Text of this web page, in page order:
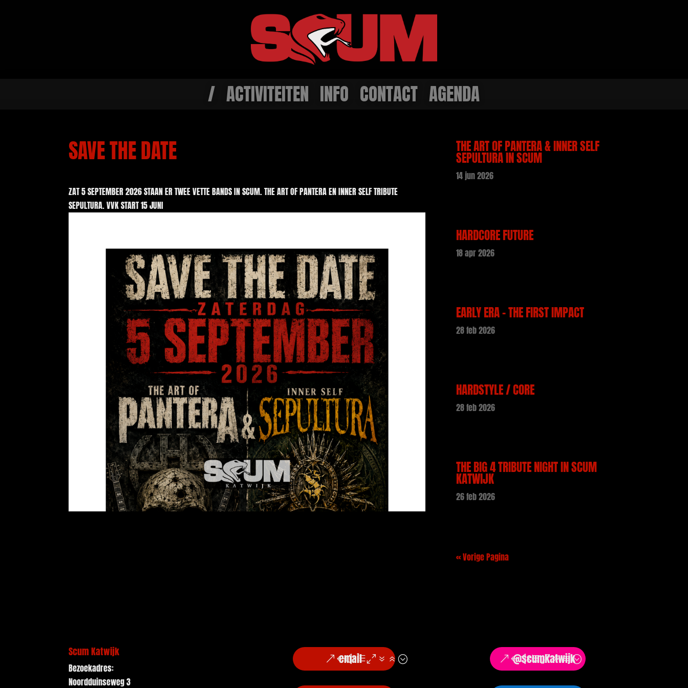
/ ACTIVITEITEN INFO CONTACT AGENDA
SAVE THE DATE
ZAT 5 SEPTEMBER 2026 STAAN ER TWEE VETTE BANDS IN SCUM. THE ART OF PANTERA EN INNER SELF TRIBUTE
SEPULTURA. VVK START 15 JUNI
THE ART OF PANTERA & INNER SELF
SEPULTURA IN SCUM
14 jun 2026
HARDCORE FUTURE
18 apr 2026
EARLY ERA – THE FIRST IMPACT
28 feb 2026
HARDSTYLE / CORE
28 feb 2026
THE BIG 4 TRIBUTE NIGHT IN SCUM
KATWIJK
26 feb 2026
« Vorige Pagina
Scum Katwijk
Bezoekadres:
Noordduinseweg 3
email @scumkatwijk